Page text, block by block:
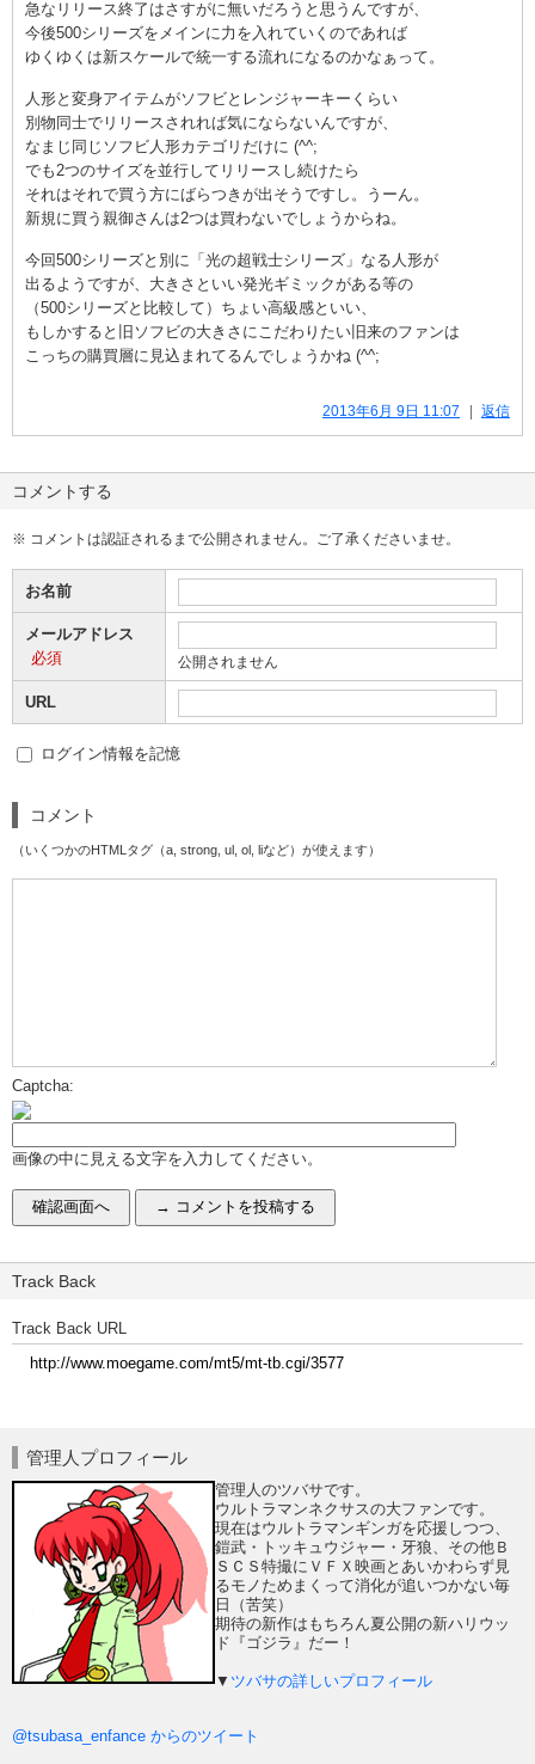
急なリリース終了はさすがに無いだろうと思うんですが、
今後500シリーズをメインに力を入れていくのであれば
ゆくゆくは新スケールで統一する流れになるのかなぁって。
人形と変身アイテムがソフビとレンジャーキーくらい
別物同士でリリースされれば気にならないんですが、
なまじ同じソフビ人形カテゴリだけに (^^;
でも2つのサイズを並行してリリースし続けたら
それはそれで買う方にばらつきが出そうですし。うーん。
新規に買う親御さんは2つは買わないでしょうからね。
今回500シリーズと別に「光の超戦士シリーズ」なる人形が
出るようですが、大きさといい発光ギミックがある等の
（500シリーズと比較して）ちょい高級感といい、
もしかすると旧ソフビの大きさにこだわりたい旧来のファンは
こっちの購買層に見込まれてるんでしょうかね (^^;
2013年6月 9日 11:07 返信
コメントする
※ コメントは認証されるまで公開されません。ご了承くださいませ。
お名前
メールアドレス
必須
公開されません
URL
ログイン情報を記憶
コメント
（いくつかのHTMLタグ（a, strong, ul, ol, liなど）が使えます）
Captcha:
画像の中に見える文字を入力してください。
Track Back
Track Back URL
管理人プロフィール
管理人のツバサです。
ウルトラマンネクサスの大ファンです。
現在はウルトラマンギンガを応援しつつ、
鎧武・トッキュウジャー・牙狼、その他Ｂ
ＳＣＳ特撮にＶＦＸ映画とあいかわらず見
るモノためまくって消化が追いつかない毎
日（苦笑）
期待の新作はもちろん夏公開の新ハリウッ
ド『ゴジラ』だー！
▼ ツバサの詳しいプロフィール
@tsubasa_enfance からのツイート